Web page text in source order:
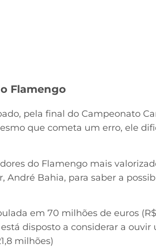
Flamengo
pela final do Campeonato
que cometa um erro, ele
do Flamengo mais
André Bahia, para saber a
em 70 milhões de euros
disposto a considerar a
milhões)